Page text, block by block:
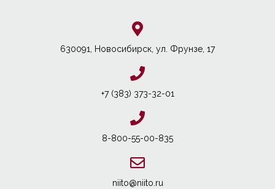
630091, Новосибирcк, ул. Фрунзе, 17
+7 (383) 373-32-01
8-800-55-00-835
niito@niito.ru